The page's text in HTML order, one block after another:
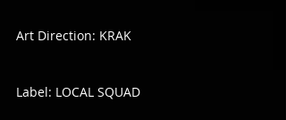
Art Direction: KRAK
Label: LOCAL SQUAD